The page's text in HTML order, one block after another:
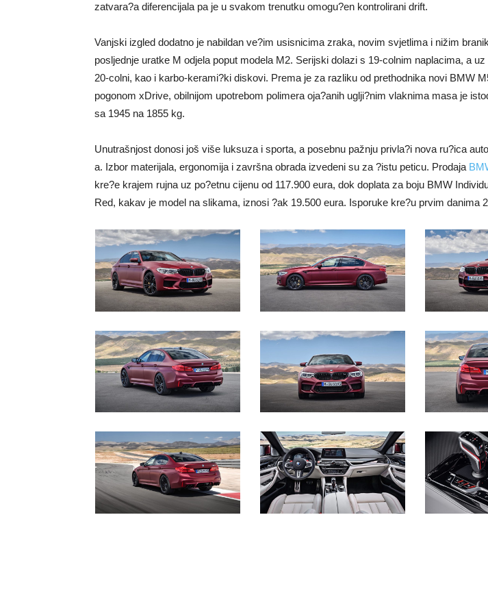
zatvara?a diferencijala pa je u svakom trenutku omogu?en kontrolirani drift.
Vanjski izgled dodatno je nabildan ve?im usisnicima zraka, novim svjetlima i nižim
posljednje uratke M odjela poput modela M2. Serijski dolazi s 19-colnim naplacima, a
20-colni, kao i karbo-kerami?ki diskovi. Prema je za razliku od prethodnika novi BMW
pogonom xDrive, obilnijom upotrebom polimera oja?anih uglji?nim vlaknima masa je
sa 1945 na 1855 kg.
Unutrašnjost donosi još više luksuza i sporta, a posebnu pažnju privla?i nova ru?ica
a. Izbor materijala, ergonomija i završna obrada izvedeni su za ?istu peticu. Prodaja
kre?e krajem rujna uz po?etnu cijenu od 117.900 eura, dok doplata za boju BMW
Red, kakav je model na slikama, iznosi ?ak 19.500 eura. Isporuke kre?u prvim danima